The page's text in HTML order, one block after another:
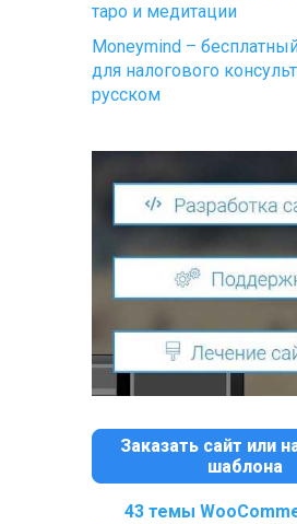
таро и медитации
Moneymind –
для налогового
русском
Заказать сайт или
шаблона
43 темы